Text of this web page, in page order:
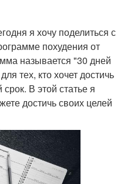
я хочу поделиться с
похудения от
называется "30 дней
тех, кто хочет достичь
В этой статье я
достичь своих целей